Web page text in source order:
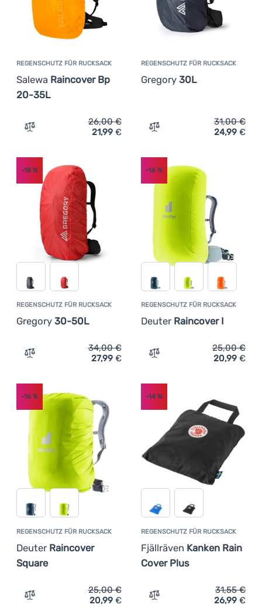
REGENSCHUTZ FÜR RUCKSACK
Salewa Raincover Bp
20-35L
Zum Vergleich 'Regenschutz für Rucksack Salewa
26,00€
21,99 €
REGENSCHUTZ FÜR RUCKSACK
Gregory 30L
Zum Vergleich
31,00€
24,99 €
REGENSCHUTZ FÜR RUCKSACK
Gregory 30-50L
-18 %
Zum Vergleich 'Regenschutz für Rucksack Gregory 30-
34,00€
27,99 €
REGENSCHUTZ FÜR RUCKSACK
Deuter Raincover I
-16%
Zum Vergleich
25,00€
20,99 €
REGENSCHUTZ FÜR RUCKSACK
Deuter Raincover
Square
-16 %
Zum Vergleich 'Regenschutz für Rucksack Deuter
25,00€
20,99 €
REGENSCHUTZ FÜR RUCKSACK
Fjällräven Kanken Rain
Cover Plus
-14%
Zum Vergleich
31,55€
26,99 €